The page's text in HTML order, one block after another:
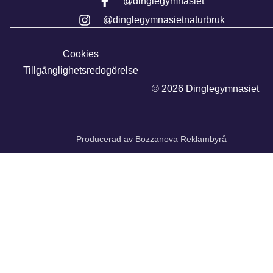
@dinglegymnasietnaturbruk
Cookies
Tillgänglighetsredogörelse
© 2026 Dinglegymnasiet
Producerad av Bozzanova Reklambyrå